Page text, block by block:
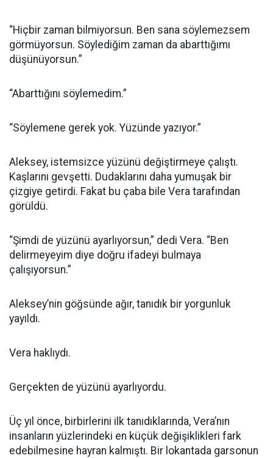
“Hiçbir zaman bilmiyorsun. Ben sana söylemezsem
görmüyorsun. Söylediğim zaman da abarttığımı
düşünüyorsun.”
“Abarttığını söylemedim.”
“Söylemene gerek yok. Yüzünde yazıyor.”
Aleksey, istemsizce yüzünü değiştirmeye çalıştı.
Kaşlarını gevşetti. Dudaklarını daha yumuşak bir
çizgiye getirdi. Fakat bu çaba bile Vera tarafından
görüldü.
“Şimdi de yüzünü ayarlıyorsun,” dedi Vera. “Ben
delirmeyeyim diye doğru ifadeyi bulmaya
çalışıyorsun.”
Aleksey’nin göğsünde ağır, tanıdık bir yorgunluk
yayıldı.
Vera haklıydı.
Gerçekten de yüzünü ayarlıyordu.
Üç yıl önce, birbirlerini ilk tanıdıklarında, Vera’nın
insanların yüzlerindeki en küçük değişiklikleri fark
edebilmesine hayran kalmıştı. Bir lokantada garsonun